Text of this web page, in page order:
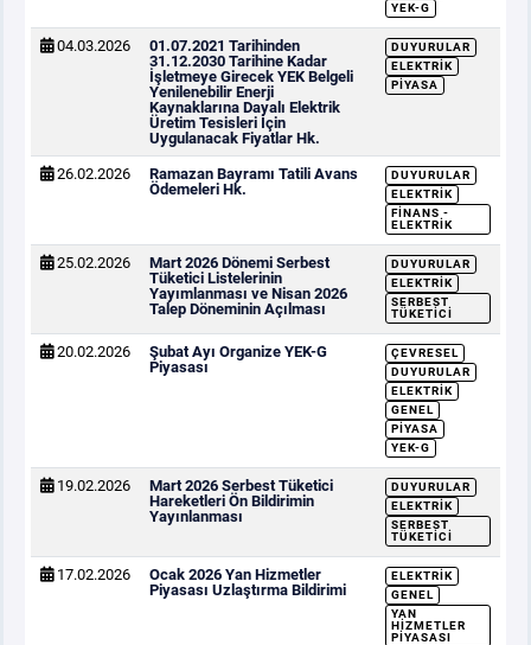
YEK-G
04.03.2026
01.07.2021 Tarihinden
31.12.2030 Tarihine Kadar
İşletmeye Girecek YEK Belgeli
Yenilenebilir Enerji
Kaynaklarına Dayalı Elektrik
Üretim Tesisleri İçin
Uygulanacak Fiyatlar Hk.
DUYURULAR
ELEKTRIK
PIYASA
26.02.2026
Ramazan Bayramı Tatili Avans
Ödemeleri Hk.
DUYURULAR
ELEKTRIK
FINANS -
ELEKTRIK
25.02.2026
Mart 2026 Dönemi Serbest
Tüketici Listelerinin
Yayımlanması ve Nisan 2026
Talep Döneminin Açılması
DUYURULAR
ELEKTRIK
SERBEST
TÜKETICI
20.02.2026
Şubat Ayı Organize YEK-G
Piyasası
ÇEVRESEL
DUYURULAR
ELEKTRIK
GENEL
PIYASA
YEK-G
19.02.2026
Mart 2026 Serbest Tüketici
Hareketleri Ön Bildirimin
Yayınlanması
DUYURULAR
ELEKTRIK
SERBEST
TÜKETICI
17.02.2026
Ocak 2026 Yan Hizmetler
Piyasası Uzlaştırma Bildirimi
ELEKTRIK
GENEL
YAN
HIZMETLER
PIYASASI